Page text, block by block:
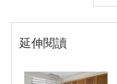
延伸閱讀